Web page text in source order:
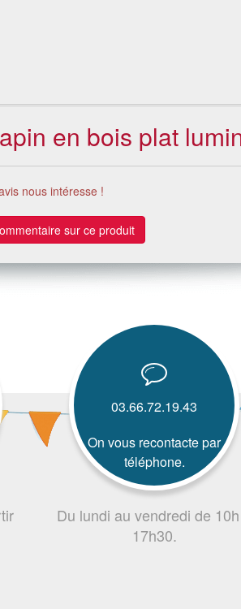
en bois plat
nous intéresse !
sur ce produit
03.66.72.19.43
On vous recontacte par
téléphone.
Du lundi au vendredi de
17h30.